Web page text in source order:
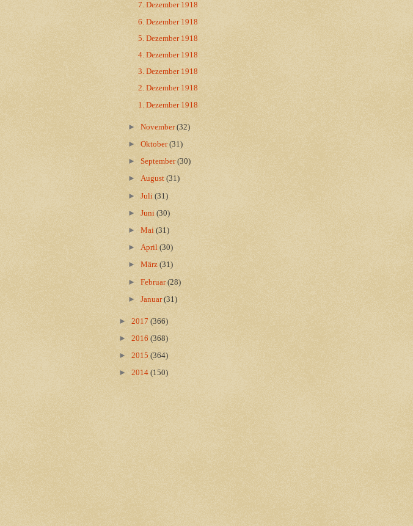
7. Dezember 1918
6. Dezember 1918
5. Dezember 1918
4. Dezember 1918
3. Dezember 1918
2. Dezember 1918
1. Dezember 1918
►November(32)
►Oktober(31)
►September(30)
►August(31)
►Juli(31)
►Juni(30)
►Mai(31)
►April(30)
►März(31)
►Februar(28)
►Januar(31)
► 2017 (366)
► 2016 (368)
► 2015 (364)
► 2014 (150)